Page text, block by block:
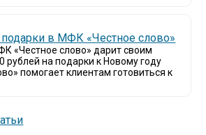
подарки в МФК «Честное слово»
«Честное слово» дарит своим
рублей на подарки к Новому году
помогает клиентам готовиться к